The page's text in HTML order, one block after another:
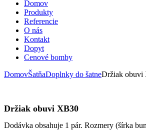
Domov
Produkty
Referencie
O nás
Kontakt
Dopyt
Cenové bomby
DomovŠatňaDoplnky do šatneDržiak obuvi
Držiak obuvi XB30
Dodávka obsahuje 1 pár. Rozmery (šírka